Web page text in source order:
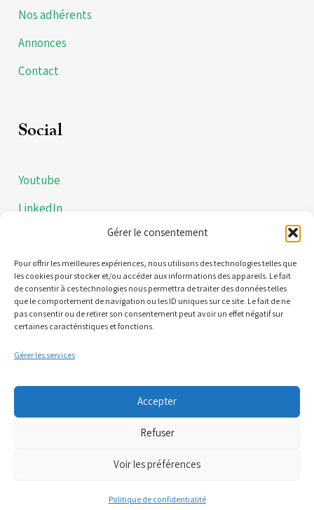
Gérer le consentement
Pour offrir les meilleures expériences, nous utilisons des technologies telles que
les cookies pour stocker et/ou accéder aux informations des appareils. Le fait
de consentir à ces technologies nous permettra de traiter des données telles
que le comportement de navigation ou les ID uniques sur ce site. Le fait de ne
pas consentir ou de retirer son consentement peut avoir un effet négatif sur
certaines caractéristiques et fonctions.
Gérer les services
Accepter
Refuser
Voir les préférences
Politique de confidentialité
Nos adhérents
Annonces
Contact
Social
Youtube
LinkedIn
Politiques de confidentialités
Mentions légales
(Nous ne sommes pas une plateforme de RDV)
cpts.boulognebillancourt@gmail.com